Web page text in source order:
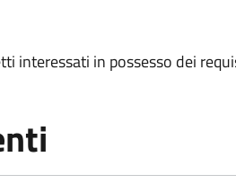
interessati in possesso dei